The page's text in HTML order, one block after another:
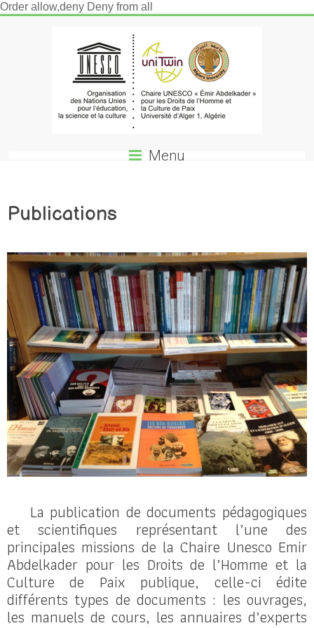
Order allow,deny Deny from all
Menu
Publications
La publication de documents pédagogiques
et scientifiques représentant l’une des
principales missions de la Chaire Unesco Emir
Abdelkader pour les Droits de l’Homme et la
Culture de Paix publique, celle-ci édite
différents types de documents : les ouvrages,
les manuels de cours, les annuaires d’experts